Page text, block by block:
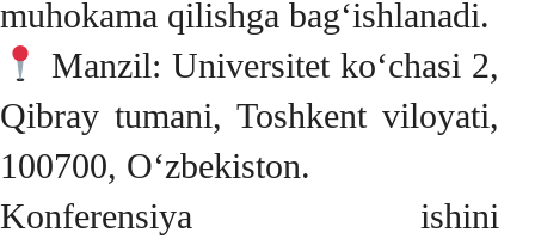
muhokama qilishga bag‘ishlanadi.
Manzil: Universitet ko‘chasi 2,
Qibray tumani, Toshkent viloyati,
100700, O‘zbekiston.
Konferensiya ishini